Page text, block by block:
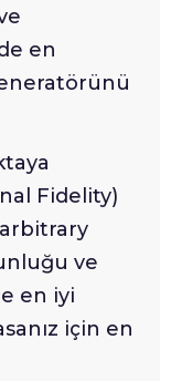
en
Fidelity)
ve
en iyi
için en